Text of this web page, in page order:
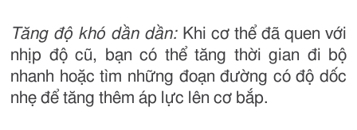
Tăng độ khó dần dần:Khi cơ thể đã quen với
nhịp độ cũ, bạn có thể tăng thời gian đi bộ
nhanh hoặc tìm những đoạn đường có độ dốc
nhẹ để tăng thêm áp lực lên cơ bắp.